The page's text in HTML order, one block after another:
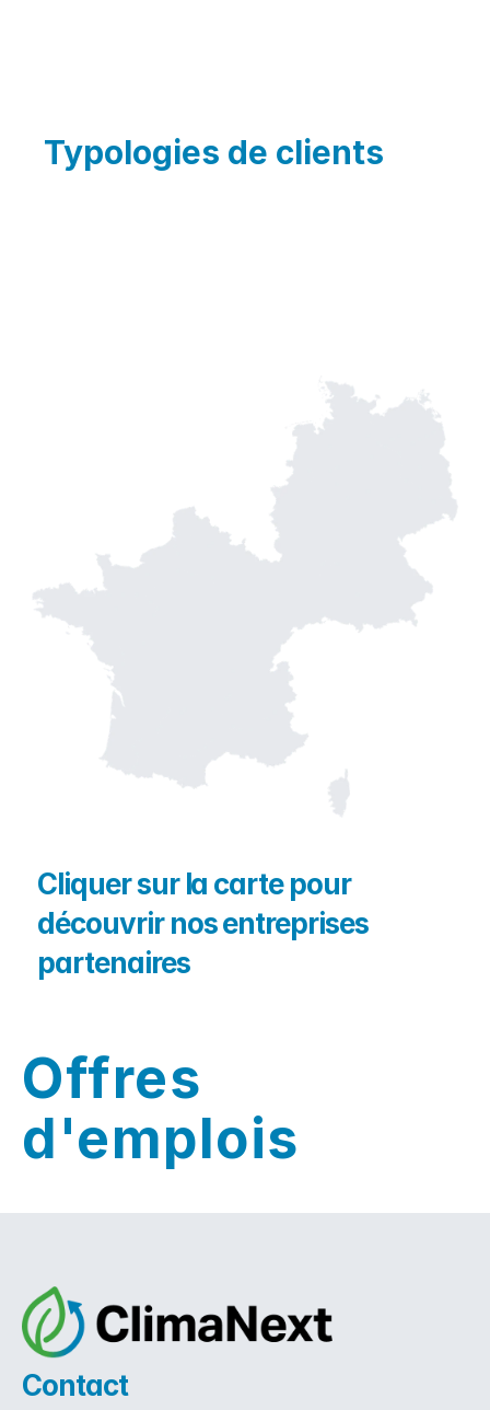
Typologies de clients
Cliquer sur la carte pour
découvrir nos entreprises
partenaires
Offres
d'emplois
Contact